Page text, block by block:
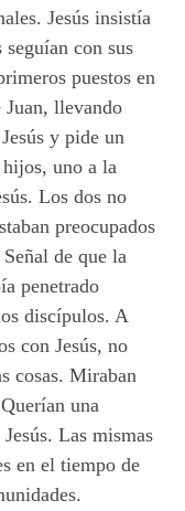
Jesús insistía
con sus
puestos en
llevando
y pide un
uno a la
Los dos no
preocupados
de que la
penetrado
discípulos. A
con Jesús, no
cosas. Miraban
una
Las mismas
en el tiempo de